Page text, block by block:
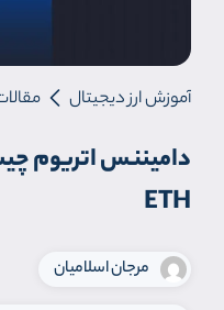
آموزش ارز دیجیتال
دامیننس اتریوم
ETH
مرجان اسلامیان